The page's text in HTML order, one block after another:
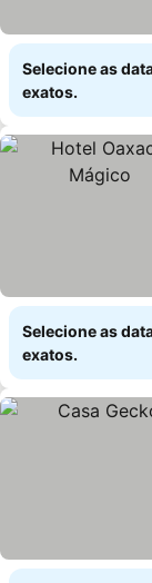
Selecione as
exatos.
Selecione as
exatos.